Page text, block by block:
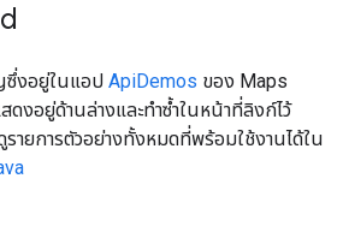
ซึ่งอยู่ในแอป ApiDemos ของ Maps
ดงอยู่ด้านล่างและทำซ้ำในหน้าที่ลิงก์ไว้
รายการตัวอย่างทั้งหมดที่พร้อมใช้งานได้ใน